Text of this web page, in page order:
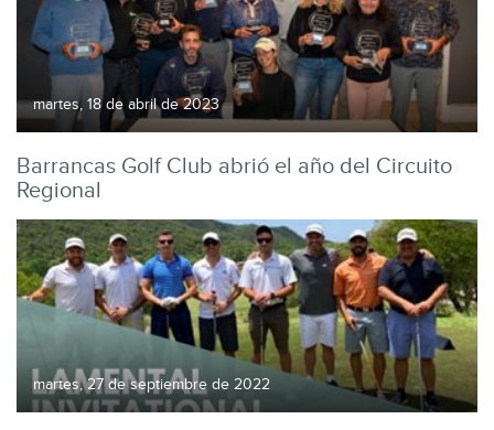
martes, 18 de abril de 2023
Barrancas Golf Club abrió el año del Circuito
Regional
martes, 27 de septiembre de 2022